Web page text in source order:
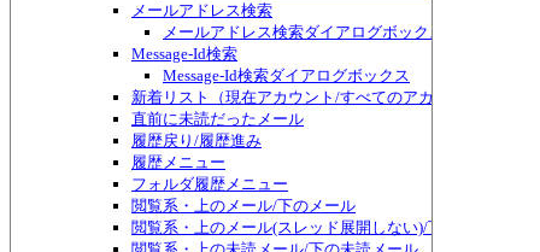
メールアドレス検索
メールアドレス検索ダイアログボックス
Message-Id検索
Message-Id検索ダイアログボックス
新着リスト（現在アカウント/すべてのアカウント）
直前に未読だったメール
履歴戻り/履歴進み
履歴メニュー
フォルダ履歴メニュー
閲覧系・上のメール/下のメール
閲覧系・上のメール(スレッド展開しない)/下のメール(ス